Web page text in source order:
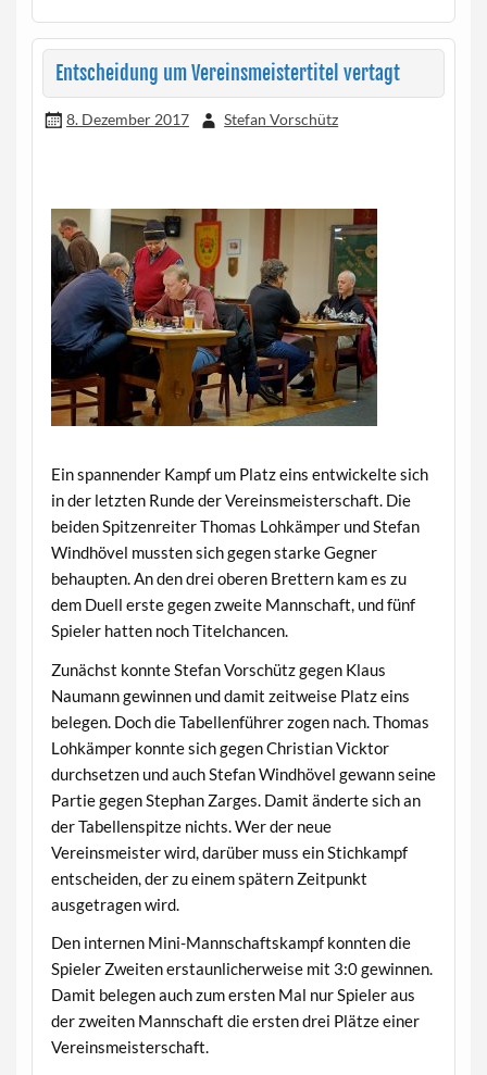
Entscheidung um Vereinsmeistertitel vertagt
8. Dezember 2017 Stefan Vorschütz
Ein spannender Kampf um Platz eins entwickelte sich
in der letzten Runde der Vereinsmeisterschaft. Die
beiden Spitzenreiter Thomas Lohkämper und Stefan
Windhövel mussten sich gegen starke Gegner
behaupten. An den drei oberen Brettern kam es zu
dem Duell erste gegen zweite Mannschaft, und fünf
Spieler hatten noch Titelchancen.
Zunächst konnte Stefan Vorschütz gegen Klaus
Naumann gewinnen und damit zeitweise Platz eins
belegen. Doch die Tabellenführer zogen nach. Thomas
Lohkämper konnte sich gegen Christian Vicktor
durchsetzen und auch Stefan Windhövel gewann seine
Partie gegen Stephan Zarges. Damit änderte sich an
der Tabellenspitze nichts. Wer der neue
Vereinsmeister wird, darüber muss ein Stichkampf
entscheiden, der zu einem spätern Zeitpunkt
ausgetragen wird.
Den internen Mini-Mannschaftskampf konnten die
Spieler Zweiten erstaunlicherweise mit 3:0 gewinnen.
Damit belegen auch zum ersten Mal nur Spieler aus
der zweiten Mannschaft die ersten drei Plätze einer
Vereinsmeisterschaft.